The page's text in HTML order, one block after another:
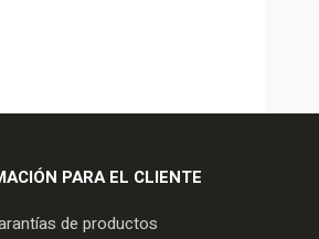
PARA EL CLIENTE
de productos